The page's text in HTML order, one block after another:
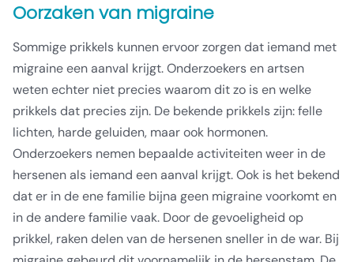
Oorzaken van migraine
Sommige prikkels kunnen ervoor zorgen dat iemand met
migraine een aanval krijgt. Onderzoekers en artsen
weten echter niet precies waarom dit zo is en welke
prikkels dat precies zijn. De bekende prikkels zijn: felle
lichten, harde geluiden, maar ook hormonen.
Onderzoekers nemen bepaalde activiteiten weer in de
hersenen als iemand een aanval krijgt. Ook is het bekend
dat er in de ene familie bijna geen migraine voorkomt en
in de andere familie vaak. Door de gevoeligheid op
prikkel, raken delen van de hersenen sneller in de war. Bij